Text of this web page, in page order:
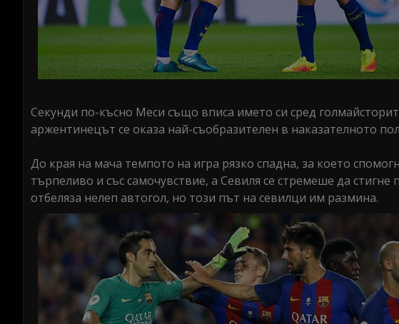
Секунди по-късно Меси също вписа името си сред
аржентинецът се оказа най-съобразителен в наказателното
До края на мача темпото на игра рязко спадна, за което
търпеливо и със самочувствие, а Севиля се стремеше да
отбеляза нелеп автогол, но този път на севилци им размина.